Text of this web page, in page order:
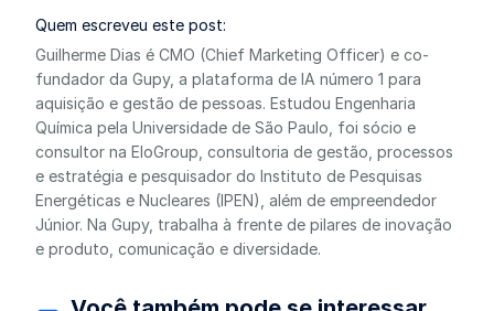
Quem escreveu este post:
Guilherme Dias é CMO (Chief Marketing Officer) e co-
fundador da Gupy, a plataforma de IA número 1 para
aquisição e gestão de pessoas. Estudou Engenharia
Química pela Universidade de São Paulo, foi sócio e
consultor na EloGroup, consultoria de gestão, processos
e estratégia e pesquisador do Instituto de Pesquisas
Energéticas e Nucleares (IPEN), além de empreendedor
Júnior. Na Gupy, trabalha à frente de pilares de inovação
e produto, comunicação e diversidade.